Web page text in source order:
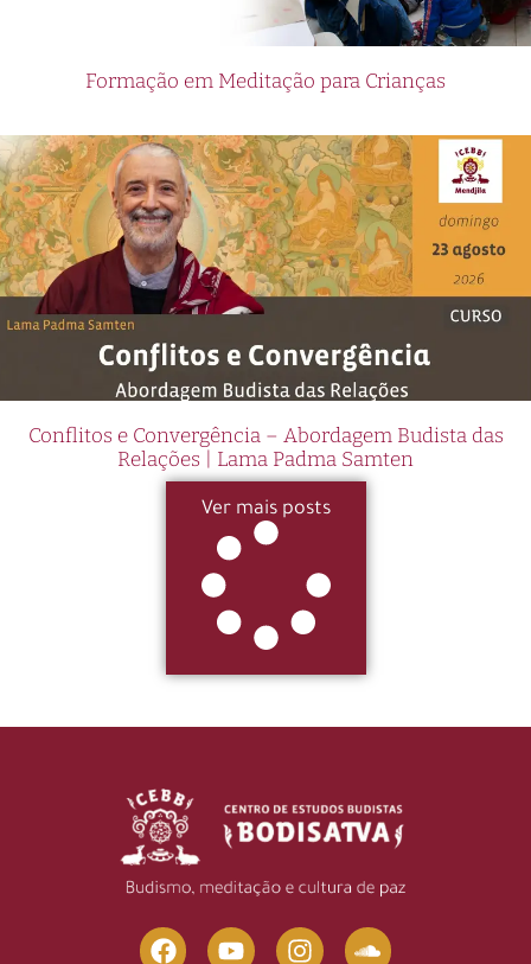
Formação em Meditação para Crianças
Conflitos e Convergência – Abordagem Budista das
Relações | Lama Padma Samten
Ver mais posts